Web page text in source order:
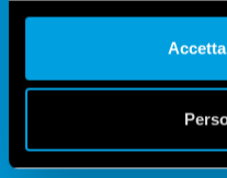
nostri cookie se
Vai alla Cookie Policy
Privacy Data Act